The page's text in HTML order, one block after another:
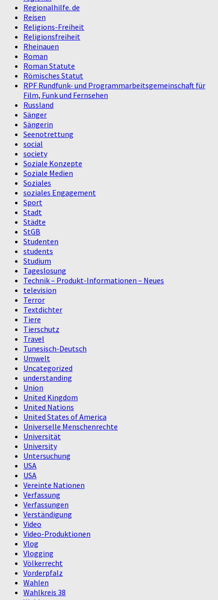
Regionalhilfe. de
Reisen
Religions-Freiheit
Religionsfreiheit
Rheinauen
Roman
Roman Statute
Römisches Statut
RPF Rundfunk- und Programmarbeitsgemeinschaft für
Film, Funk und Fernsehen
Russland
Sänger
Sängerin
Seenotrettung
social
society
Soziale Konzepte
Soziale Medien
Soziales
soziales Engagement
Sport
Stadt
Städte
StGB
Studenten
students
Studium
Tageslosung
Technik – Produkt-Informationen – Neues
television
Terror
Textdichter
Tiere
Tierschutz
Travel
Tunesisch-Deutsch
Umwelt
Uncategorized
understanding
Union
United Kingdom
United Nations
United States of America
Universelle Menschenrechte
Universität
University
Untersuchung
USA
USA
Vereinte Nationen
Verfassung
Verfassungen
Verständigung
Video
Video-Produktionen
Vlog
Vlogging
Völkerrecht
Vorderpfalz
Wahlen
Wahlkreis 38